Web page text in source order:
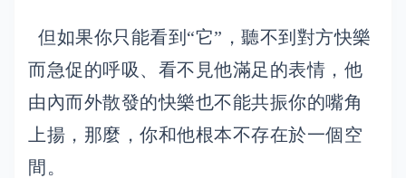
但如果你只能看到“它”，聽不到對方快樂
而急促的呼吸、看不見他滿足的表情，他
由內而外散發的快樂也不能共振你的嘴角
上揚，那麼，你和他根本不存在於一個空
間。